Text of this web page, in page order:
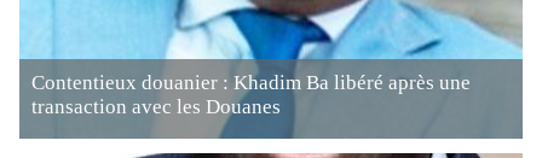
Contentieux douanier : Khadim Ba libéré après une
transaction avec les Douanes